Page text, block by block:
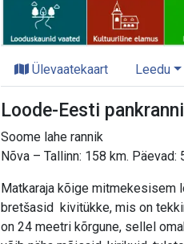
Ülevaatekaart Leedu
Loode-Eesti
Soome lahe rannik
Nõva – Tallinn: 158 km. Päevad:
Matkaraja kõige mitmekesisem
bretšasid kivitükke, mis on
on 24 meetri kõrgune, sellel